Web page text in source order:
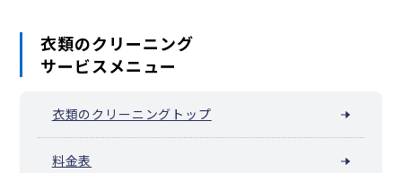
衣類のクリーニング
サービスメニュー
衣類のクリーニングトップ
料金表